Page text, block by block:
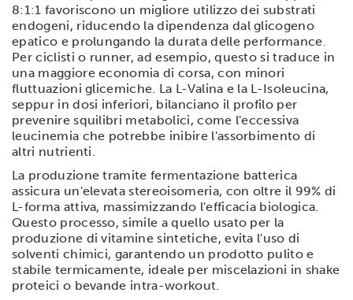
8:1:1 favoriscono un migliore utilizzo dei substrati
endogeni, riducendo la dipendenza dal glicogeno
epatico e prolungando la durata delle performance.
Per ciclisti o runner, ad esempio, questo si traduce in
una maggiore economia di corsa, con minori
fluttuazioni glicemiche. La L-Valina e la L-Isoleucina,
seppur in dosi inferiori, bilanciano il profilo per
prevenire squilibri metabolici, come l'eccessiva
leucinemia che potrebbe inibire l'assorbimento di
altri nutrienti.
La produzione tramite fermentazione batterica
assicura un'elevata stereoisomeria, con oltre il 99% di
L-forma attiva, massimizzando l'efficacia biologica.
Questo processo, simile a quello usato per la
produzione di vitamine sintetiche, evita l'uso di
solventi chimici, garantendo un prodotto pulito e
stabile termicamente, ideale per miscelazioni in shake
proteici o bevande intra-workout.